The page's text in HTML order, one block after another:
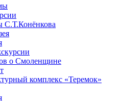
С.Т.Конёнкова
о Смоленщине
комплекс «Теремок»